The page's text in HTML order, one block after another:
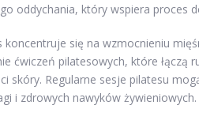
oddychania, który wspiera proces
się na wzmocnieniu
ćwiczeń pilatesowych, które
skóry. Regularne sesje pilatesu
i zdrowych nawyków żywieniowych.